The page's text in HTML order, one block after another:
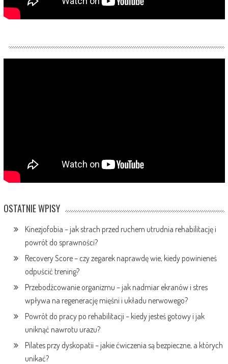
OSTATNIE WPISY
Kinezjofobia – jak strach przed ruchem utrudnia rehabilitację i
powrót do sprawności?
Recovery Score – czy zegarek naprawdę wie, kiedy powinieneś
odpuścić trening?
Przebodźcowanie organizmu – jak nadmiar ekranów i stres
wpływa na regenerację mięśni i układu nerwowego?
Powrót do pracy po rehabilitacji – kiedy jesteś gotowy i jak
uniknąć nawrotu urazu?
Pilates przy dyskopatii – jakie ćwiczenia są bezpieczne, a których
unikać?